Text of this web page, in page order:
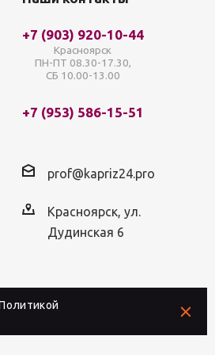
+7 (903) 920-10-44
Красноярск
ПН-ПТ 08.30-17.30,
СБ 10.00-13.00
+7 (953) 586-15-51
prof@kapriz24.pro
Красноярск, ул.
Дудинская 6